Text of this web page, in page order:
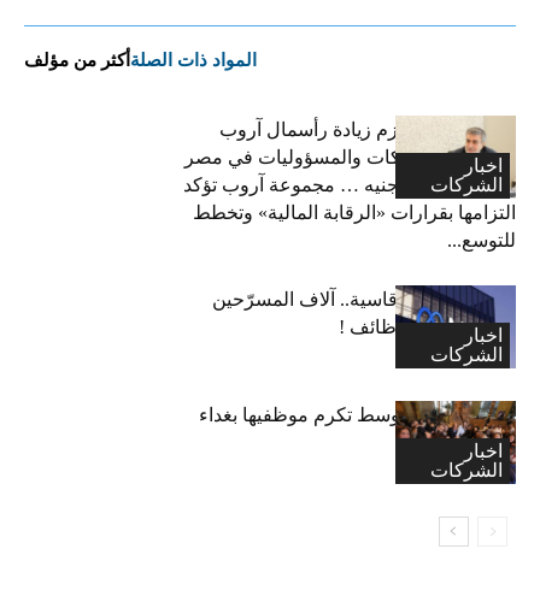
المواد ذات الصلة أكثر من مؤلف
اخبار
الشركات
فاتح بكداش:نعتزم زيادة رأسمال آروب
لتأمينات الممتلكات والمسؤوليات في مصر
إلى 600 مليون جنيه … مجموعة آروب تؤكد
التزامها بقرارات «الرقابة المالية» وتخطط
للتوسع...
اخبار
الشركات
“ميتا”: قرارات قاسية.. آلاف المسرّحين
وتجميد آلاف الوظائف !
اخبار
الشركات
اكسا الشرق الاوسط تكرم موظفيها بغداء
احتفالا بالاعياد